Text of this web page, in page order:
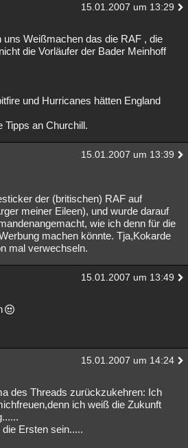
15.01.2007 um 13:29
uns Weißmachen das die RAF , die
die Vorläufer der Bader Meinhoff
und Hurricanes hätten England
Tipps an Churchill.
15.01.2007 um 13:39
der (britischen) RAF auf
meiner Eileen), und wurde darauf
wie ich denn für die
machen könnte. Tja,Kokarde
mal verwechseln.
15.01.2007 um 13:49
15.01.2007 um 14:24
des Threads zurückzukehren: Ich
ich weiß die Zukunft
Ersten sein.....